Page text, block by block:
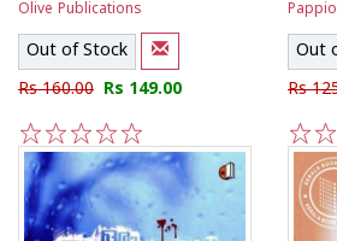
Olive Publications
Out of Stock
Rs 160.00 Rs 149.00
5
4
3
2
1
Out
Rs
2
1